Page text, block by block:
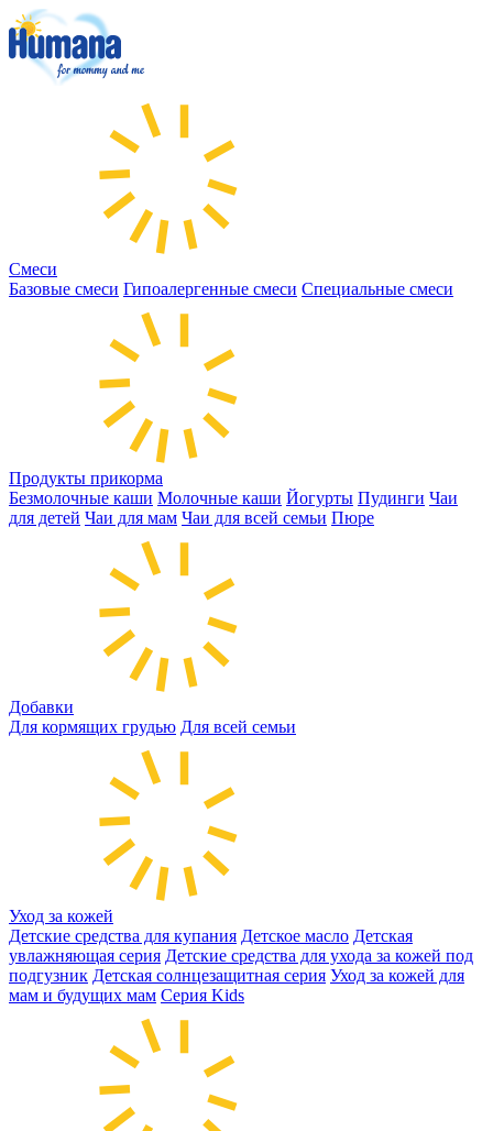
Смеси
Базовые смеси Гипоалергенные смеси Специальные смеси
Продукты прикорма
Безмолочные каши Молочные каши Йогурты Пудинги Чаи
для детей Чаи для мам Чаи для всей семьи Пюре
Добавки
Для кормящих грудью Для всей семьи
Уход за кожей
Детские средства для купания Детское масло Детская
увлажняющая серия Детские средства для ухода за кожей под
подгузник Детская солнцезащитная серия Уход за кожей для
мам и будущих мам Серия Kids